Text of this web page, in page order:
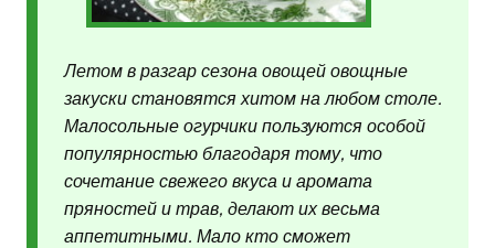
Летом в разгар сезона овощей овощные
закуски становятся хитом на любом столе.
Малосольные огурчики пользуются особой
популярностью благодаря тому, что
сочетание свежего вкуса и аромата
пряностей и трав, делают их весьма
аппетитными. Мало кто сможет